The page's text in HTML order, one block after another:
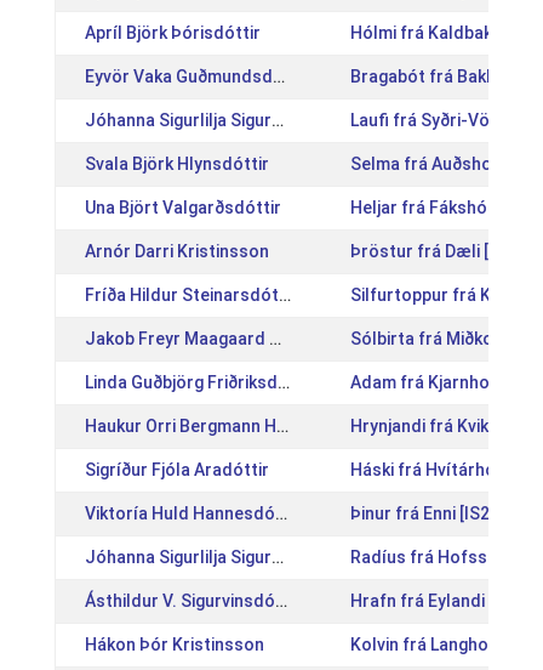
Apríl Björk Þórisdóttir Hólmi frá Kaldbak
Eyvör Vaka Guðmundsdóttir Bragabót frá Bakkakoti
Jóhanna Sigurlilja Sigurðardóttir Laufi frá Syðri-Völlum
Svala Björk Hlynsdóttir Selma frá
Una Björt Valgarðsdóttir Heljar frá Fákshólum
Arnór Darri Kristinsson Þröstur frá Dæli
Fríða Hildur Steinarsdóttir Silfurtoppur frá
Jakob Freyr Maagaard Ólafsson Sólbirta frá Miðkoti
Linda Guðbjörg Friðriksdóttir Adam frá Kjarnholtum I
Haukur Orri Bergmann Heiðarsson Hrynjandi frá Kviku
Sigríður Fjóla Aradóttir Háski frá Hvítárholti
Viktoría Huld Hannesdóttir Þinur frá Enni
Jóhanna Sigurlilja Sigurðardóttir Radíus frá Hofsstöðum
Ásthildur V. Sigurvinsdóttir Hrafn frá Eylandi
Hákon Þór Kristinsson Kolvin frá